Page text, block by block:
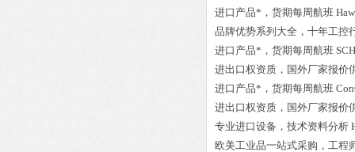
进口产品*，货期每周航班
品牌优势系列大全，十年工控
进口产品*，货期每周航班
进出口权资质，国外厂家报价
进口产品*，货期每周航班
进出口权资质，国外厂家报价
专业进口设备，技术资料分析
欧美工业品一站式采购，工程